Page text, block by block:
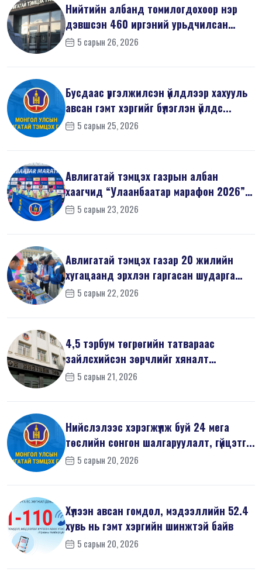
Нийтийн албанд томилогдохоор нэр
дэвшсэн 460 иргэний урьдчилсан
мэдүүл...
5 сарын 26, 2026
Бусдаас үргэлжилсэн үйлдлээр хахууль
авсан гэмт хэргийг бүлэглэн үйлдс...
5 сарын 25, 2026
Авлигатай тэмцэх газрын албан
хаагчид “Улаанбаатар марафон 2026”-
д оро...
5 сарын 23, 2026
Авлигатай тэмцэх газар 20 жилийн
хугацаанд эрхлэн гаргасан шударга
ёсн...5 сарын 22, 2026
4,5 тэрбум төгрөгийн татвараас
зайлсхийсэн зөрчлийг хяналт
шалгалтаар ...
5 сарын 21, 2026
Нийслэлээс хэрэгжүүлж буй 24 мега
төслийн сонгон шалгаруулалт, гүйцэтг...
5 сарын 20, 2026
Хүлээн авсан гомдол, мэдээллийн 52.4
хувь нь гэмт хэргийн шинжтэй байв
5 сарын 20, 2026